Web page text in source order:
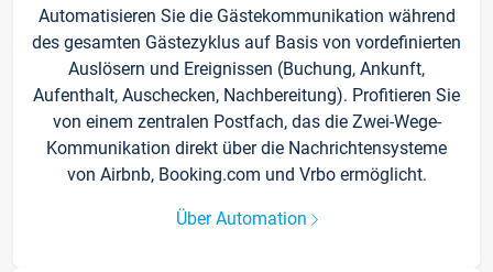
Automatisieren Sie die Gästekommunikation während
des gesamten Gästezyklus auf Basis von vordefinierten
Auslösern und Ereignissen (Buchung, Ankunft,
Aufenthalt, Auschecken, Nachbereitung). Profitieren Sie
von einem zentralen Postfach, das die Zwei-Wege-
Kommunikation direkt über die Nachrichtensysteme
von Airbnb, Booking.com und Vrbo ermöglicht.
Über Automation